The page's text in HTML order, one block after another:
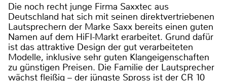
Die noch recht junge Firma Saxxtec aus
Deutschland hat sich mit seinen direktvertriebenen
Lautsprechern der Marke Saxx bereits einen guten
Namen auf dem HiFI-Markt erarbeitet. Grund dafür
ist das attraktive Design der gut verarbeiteten
Modelle, inklusive sehr guten Klangeigenschaften
zu günstigen Preisen. Die Familie der Lautsprecher
wächst fleißig – der jüngste Spross ist der CR 10